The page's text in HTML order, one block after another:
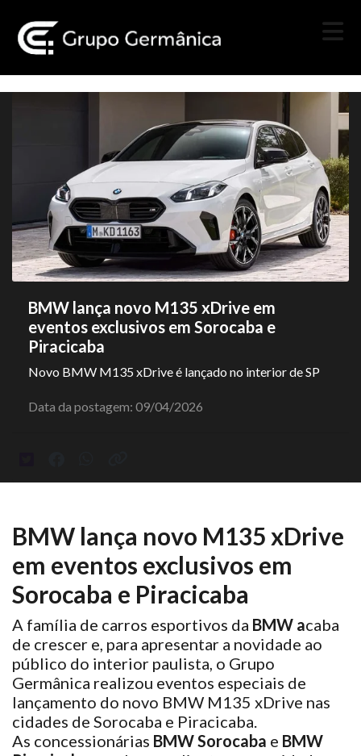
BMW lança novo M135 xDrive em
eventos exclusivos em Sorocaba e
Piracicaba
Novo BMW M135 xDrive é lançado no interior de SP
Data da postagem: 09/04/2026
BMW lança novo M135 xDrive
em eventos exclusivos em
Sorocaba e Piracicaba
A família de carros esportivos da BMW acaba
de crescer e, para apresentar a novidade ao
público do interior paulista, o Grupo
Germânica realizou eventos especiais de
lançamento do novo BMW M135 xDrive nas
cidades de Sorocaba e Piracicaba.
As concessionárias BMW Sorocaba e BMW